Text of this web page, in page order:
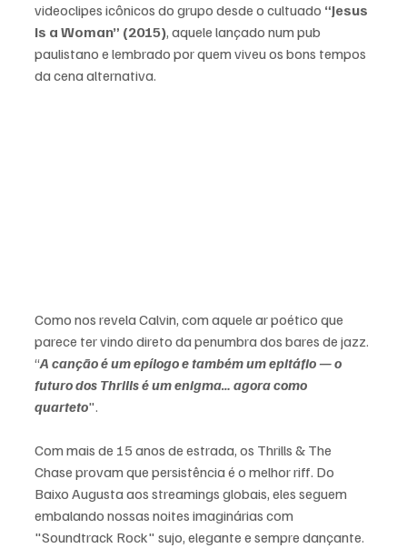
videoclipes icônicos do grupo desde o cultuado “Jesus
Is a Woman” (2015), aquele lançado num pub
paulistano e lembrado por quem viveu os bons tempos
da cena alternativa.
Como nos revela Calvin, com aquele ar poético que
parece ter vindo direto da penumbra dos bares de jazz.
“A canção é um epílogo e também um epitáfio — o
futuro dos Thrills é um enigma… agora como
quarteto".
Com mais de 15 anos de estrada, os Thrills & The
Chase provam que persistência é o melhor riff. Do
Baixo Augusta aos streamings globais, eles seguem
embalando nossas noites imaginárias com
"Soundtrack Rock" sujo, elegante e sempre dançante.